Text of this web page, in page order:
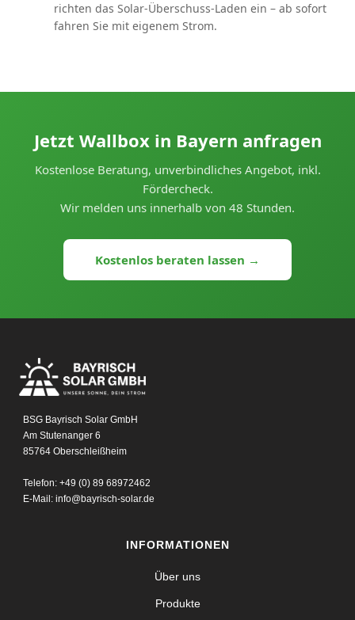
richten das Solar-Überschuss-Laden ein – ab sofort
fahren Sie mit eigenem Strom.
Jetzt Wallbox in Bayern anfragen
Kostenlose Beratung, unverbindliches Angebot, inkl.
Fördercheck.
Wir melden uns innerhalb von 48 Stunden.
Kostenlos beraten lassen →
BSG Bayrisch Solar GmbH
Am Stutenanger 6
85764 Oberschleißheim
Telefon: +49 (0) 89 68972462
E-Mail: info@bayrisch-solar.de
INFORMATIONEN
Über uns
Produkte